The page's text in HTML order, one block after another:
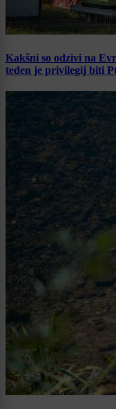
Kakšni so odzivi na
teden je privilegij biti